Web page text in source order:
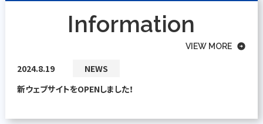
Information
VIEW MORE arrow_circle_right
2024.8.19
NEWS
新ウェブサイトをOPENしました！